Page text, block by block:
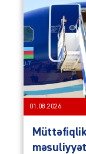
01.08.2026